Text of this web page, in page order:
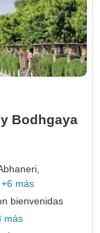
Bodhgaya
+6 más
bienvenidas
más